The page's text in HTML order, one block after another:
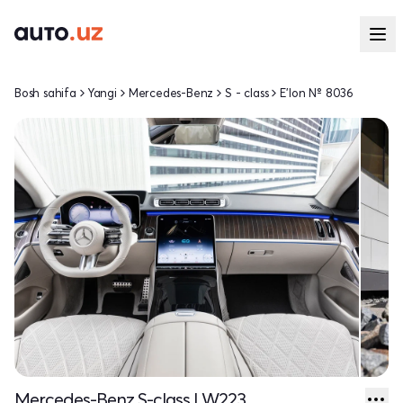
Bosh sahifa Yangi Mercedes-Benz S - class E'lon № 8036